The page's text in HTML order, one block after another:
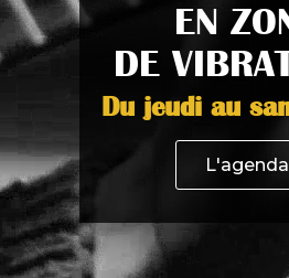
EN
DE
Du jeudi au
L'agenda